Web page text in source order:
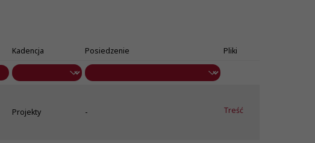
Kadencja Posiedzenie Pliki
Projekty - Treść